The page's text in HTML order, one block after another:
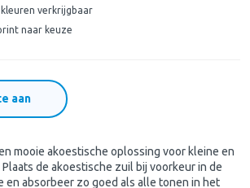
verkrijgbaar
naar keuze
aan
mooie akoestische oplossing voor kleine en
de akoestische zuil bij voorkeur in de
en absorbeer zo goed als alle tonen in het